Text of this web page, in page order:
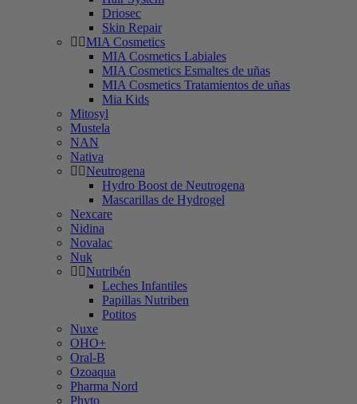
Driosec
Skin Repair
MIA Cosmetics
MIA Cosmetics Labiales
MIA Cosmetics Esmaltes de uñas
MIA Cosmetics Tratamientos de uñas
Mia Kids
Mitosyl
Mustela
NAN
Nativa
Neutrogena
Hydro Boost de Neutrogena
Mascarillas de Hydrogel
Nexcare
Nidina
Novalac
Nuk
Nutribén
Leches Infantiles
Papillas Nutriben
Potitos
Nuxe
OHO+
Oral-B
Ozoaqua
Pharma Nord
Phyto